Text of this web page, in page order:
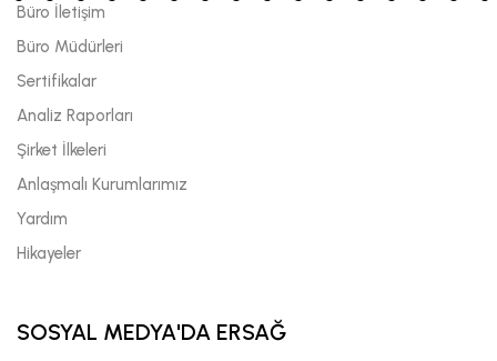
Büro İletişim
Büro Müdürleri
Sertifikalar
Analiz Raporları
Şirket İlkeleri
Anlaşmalı Kurumlarımız
Yardım
Hikayeler
SOSYAL MEDYA'DA ERSAĞ